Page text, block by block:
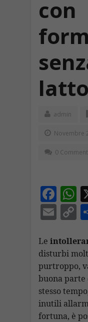
con
admin
Novembre
0
F
ac
e
b
o
o
k
h
s
A
p
p
E
ai
l
C
p
y
n
k
Le
disturbi
purtroppo,
buona parte
stesso
inutili
fortuna, è